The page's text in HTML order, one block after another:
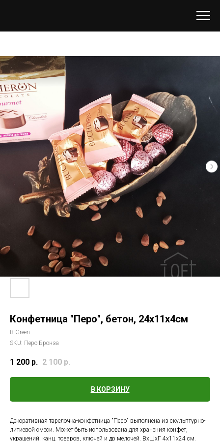
Конфетница "Перо", бетон, 24х11х4см
B-Green
SKU: Перо Бронза
1 200 р. 2 100 р.
В КОРЗИНУ
Декоративная тарелочка-конфетница "Перо" выполнена из скульптурно-
литиевой смеси. Может быть использована для хранения конфет,
украшений, канц. товаров, ключей и др мелочей. ВхШхГ 4х11х24 см.